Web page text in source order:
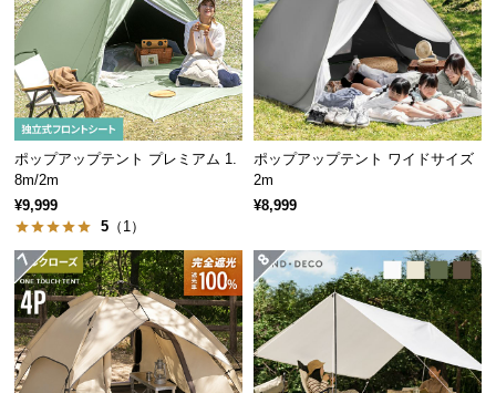
入
経
路
に
つ
い
て
返
品・
キ
ン
大人数でくつろげる広々設計
大人4・6人がくつろげるビッグサイズ。家族や友人
みんなで楽しむことができます。
ポップアップテント プレミアム 1.
8m/2m
¥9,999
5 （1）
ポップアップテント ワイドサイズ
2m
¥8,999